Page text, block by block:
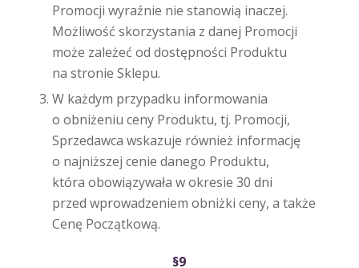
Promocji wyraźnie nie stanowią inaczej.
Możliwość skorzystania z danej Promocji
może zależeć od dostępności Produktu
na stronie Sklepu.
W każdym przypadku informowania
o obniżeniu ceny Produktu, tj. Promocji,
Sprzedawca wskazuje również informację
o najniższej cenie danego Produktu,
która obowiązywała w okresie 30 dni
przed wprowadzeniem obniżki ceny, a także
Cenę Początkową.
§9